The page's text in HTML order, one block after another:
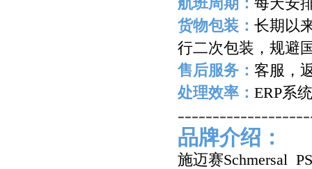
航班周期： 每天安
货物包装： 长期以
行二次包装，规避
售后服务： 客服，
处理效率： ERP系
品牌介绍：
施迈赛Schmersal